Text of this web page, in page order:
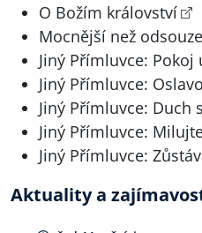
O Božím království
Mocnější než
Jiný Přímluvce:
Jiný Přímluvce:
Jiný Přímluvce: Duch
Jiný Přímluvce:
Jiný Přímluvce:
Aktuality a